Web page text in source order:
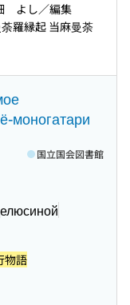
よし／編集
羅縁起 当麻曼荼
моногатари
国立国会図書館
物語